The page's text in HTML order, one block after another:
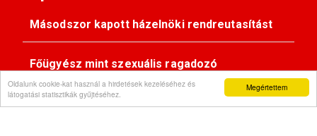
Megértettem
Oldalunk cookie-kat használ a hirdetések kezeléséhez és
látogatási statisztikák gyűjtéséhez.
Másodszor kapott házelnöki rendreutasítást
Főügyész mint szexuális ragadozó
Pimasz önkényúr